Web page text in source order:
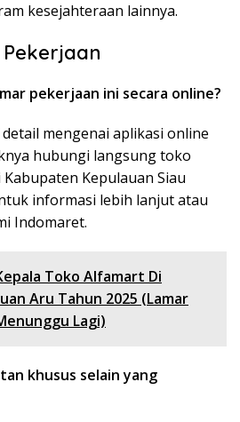
kesejahteraan lainnya.
pekerjaan ini secara online?
mengenai aplikasi online
hubungi langsung toko
Kepulauan Siau
informasi lebih lanjut atau
Indomaret.
Toko Alfamart Di
Aru Tahun 2025 (Lamar
Lagi)
khusus selain yang